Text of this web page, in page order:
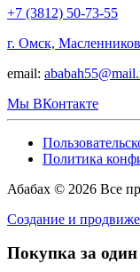
+7 (3812) 50-73-55
г. Омск,
email:
Мы ВКонтакте
Политика
Абабах © 2026 Все
Создание и
Покупка за